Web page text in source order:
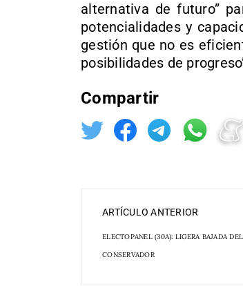
alternativa de futuro”
potencialidades y
gestión que no es
posibilidades de
Compartir
ARTÍCULO ANTERIOR
ELECTOPANEL (30A): LIGERA BAJADA
CONSERVADOR